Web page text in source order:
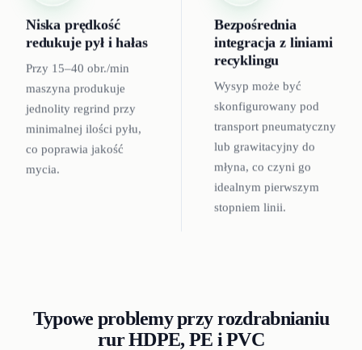
Niska prędkość
redukuje pył i hałas
Przy 15–40 obr./min
maszyna produkuje
jednolity regrind przy
minimalnej ilości pyłu,
co poprawia jakość
mycia.
Bezpośrednia
integracja z liniami
recyklingu
Wysyp może być
skonfigurowany pod
transport pneumatyczny
lub grawitacyjny do
młyna, co czyni go
idealnym pierwszym
stopniem linii.
Typowe problemy przy rozdrabnianiu
rur HDPE, PE i PVC